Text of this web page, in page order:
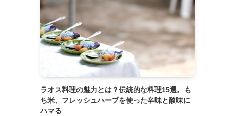
ラオス料理の魅力とは？伝統的な料理15選。も
ち米、フレッシュハーブを使った辛味と酸味に
ハマる